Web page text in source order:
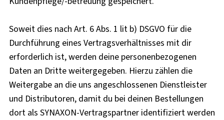
Soweit dies nach Art. 6 Abs. 1 lit b) DSGVO für die
Durchführung eines Vertragsverhältnisses mit dir
erforderlich ist, werden deine personenbezogenen
Daten an Dritte weitergegeben. Hierzu zählen die
Weitergabe an die uns angeschlossenen Dienstleister
und Distributoren, damit du bei deinen Bestellungen
dort als SYNAXON-Vertragspartner identifiziert werden